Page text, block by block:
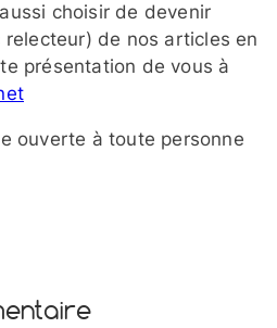
choisir de devenir
de nos articles en
présentation de vous à
ouverte à toute personne